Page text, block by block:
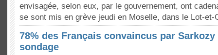
envisagée, selon eux, par le gouvernement, ont
se sont mis en grève jeudi en Moselle, dans le Lot-
78% des Français convaincus par
sondage